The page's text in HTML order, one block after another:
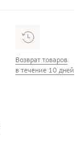
Возврат товаров
в течение 10 дней